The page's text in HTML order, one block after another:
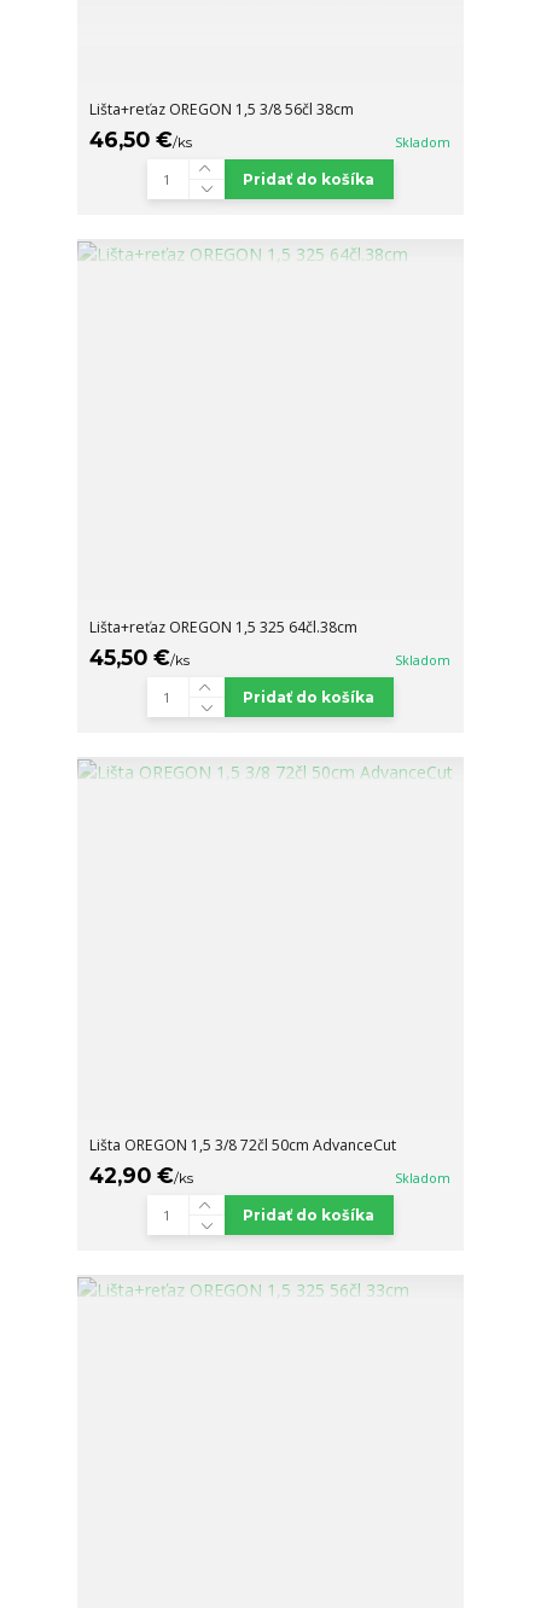
Lišta+reťaz OREGON 1,5 3/8 56čl 38cm
46,50 €/ks Skladom
Pridať do košíka
Lišta+reťaz OREGON 1,5 325 64čl.38cm
45,50 €/ks Skladom
Pridať do košíka
Lišta OREGON 1,5 3/8 72čl 50cm AdvanceCut
42,90 €/ks Skladom
Pridať do košíka